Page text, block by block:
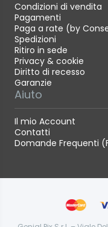
Condizioni di vendita
Pagamenti
Paga a rate (by
Spedizioni
Ritiro in sede
Privacy & cookie
Diritto di recesso
Garanzie
Aiuto
Il mio Account
Contatti
Domande Frequenti